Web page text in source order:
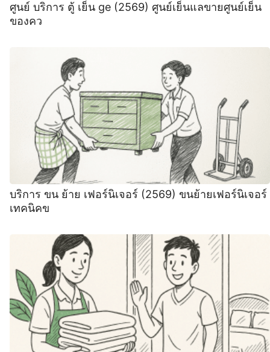
ศูนย์ บริการ ตู้ เย็น ge (2569) ศูนย์เย็นแลขายศูนย์เย็น
ของคว
บริการ ขน ย้าย เฟอร์นิเจอร์ (2569) ขนย้ายเฟอร์นิเจอร์
เทคนิคข